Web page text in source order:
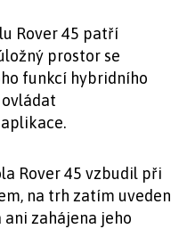
Rover 45 patří
prostor se
funkcí hybridního
Rover 45 vzbudil při
na trh zatím uveden
zahájena jeho